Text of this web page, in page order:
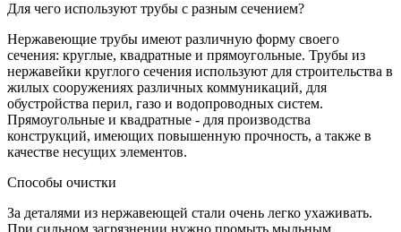
Для чего используют трубы с разным сечением?
Нержавеющие трубы имеют различную форму своего
сечения: круглые, квадратные и прямоугольные. Трубы из
нержавейки круглого сечения используют для строительства в
жилых сооружениях различных коммуникаций, для
обустройства перил, газо и водопроводных систем.
Прямоугольные и квадратные - для производства
конструкций, имеющих повышенную прочность, а также в
качестве несущих элементов.
Способы очистки
За деталями из нержавеющей стали очень легко ухаживать.
При сильном загрязнении нужно промыть мыльным